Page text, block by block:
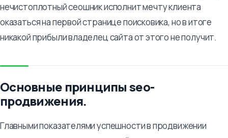
нечистоплотный сеошник исполнит мечту клиента
оказаться на первой странице поисковика, но в итоге
никакой прибыли владелец сайта от этого не получит.
Основные принципы seo-
продвижения.
Главными показателями успешности в продвижении